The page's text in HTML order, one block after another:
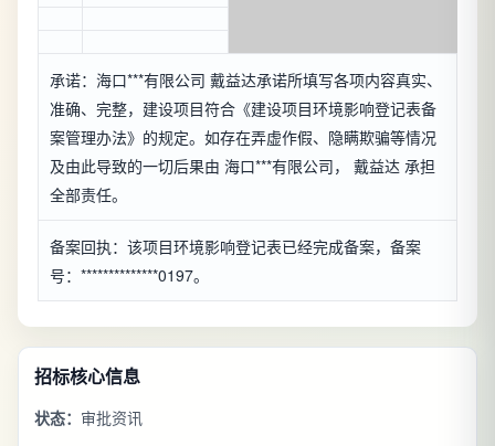
承诺：海口***有限公司 戴益达承诺所填写各项内容真实、
准确、完整，建设项目符合《建设项目环境影响登记表备
案管理办法》的规定。如存在弄虚作假、隐瞒欺骗等情况
及由此导致的一切后果由 海口***有限公司， 戴益达 承担
全部责任。
备案回执：该项目环境影响登记表已经完成备案，备案
号：**************0197。
招标核心信息
状态： 审批资讯